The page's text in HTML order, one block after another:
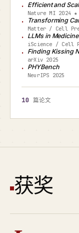
Efficient and
Nature MI 2024
Transforming
Matter / Cell
LLMs in
iScience / Cell
Finding Kissing
arXiv 2025
PHYBench
NeurIPS 2025
10 篇论文
获奖